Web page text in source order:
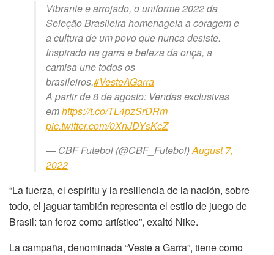
Vibrante e arrojado, o uniforme 2022 da
Seleção Brasileira homenageia a coragem e
a cultura de um povo que nunca desiste.
Inspirado na garra e beleza da onça, a
camisa une todos os
brasileiros.#VesteAGarra
A partir de 8 de agosto: Vendas exclusivas
emhttps://t.co/TL4pzSrDRm
pic.twitter.com/0XnJDYsKcZ
— CBF Futebol (@CBF_Futebol)August 7,
2022
“La fuerza, el espíritu y la resiliencia de la nación, sobre
todo, el jaguar también representa el estilo de juego de
Brasil: tan feroz como artístico”, exaltó Nike.
La campaña, denominada “Veste a Garra”, tiene como